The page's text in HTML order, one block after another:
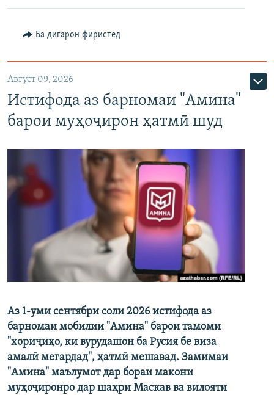
Ба дигарон фиристед
Август 09, 2026
Истифода аз барномаи "Амина"
барои муҳоҷирон ҳатмӣ шуд
Аз 1-уми сентябри соли 2026 истифода аз
барномаи мобилии "Амина" барои тамоми
"хориҷиҳо, ки вурудашон ба Русия бе виза
амалӣ мегардад", ҳатмӣ мешавад. Замимаи
"Амина" маълумот дар бораи макони
муҳоҷиронро дар шаҳри Маскав ва вилояти